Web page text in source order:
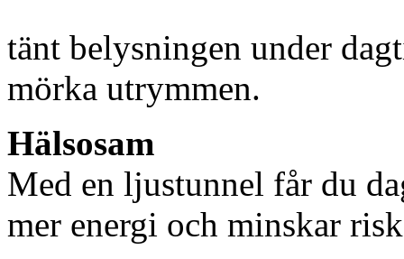
tänt belysningen under
mörka utrymmen.
Hälsosam
Med en ljustunnel får du
mer energi och minskar